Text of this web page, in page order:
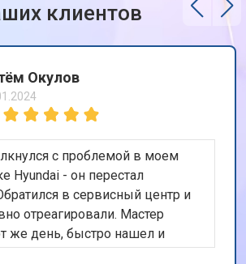
клиентов
Окулов
с проблемой в моем
Hyundai - он перестал
в сервисный центр и
отреагировали. Мастер
же день, быстро нашел и
Холодильник теперь